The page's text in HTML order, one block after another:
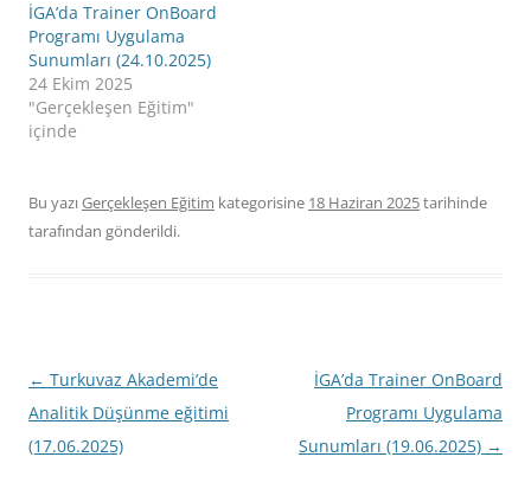
İGA’da Trainer OnBoard
Programı Uygulama
Sunumları (24.10.2025)
24 Ekim 2025
"Gerçekleşen Eğitim"
içinde
Bu yazıGerçekleşen Eğitim kategorisine 18 Haziran 2025tarihinde
tarafından gönderildi.
Yazı
dolaşımı
← Turkuvaz Akademi’de
Analitik Düşünme eğitimi
(17.06.2025)
İGA’da Trainer OnBoard
Programı Uygulama
Sunumları (19.06.2025) →